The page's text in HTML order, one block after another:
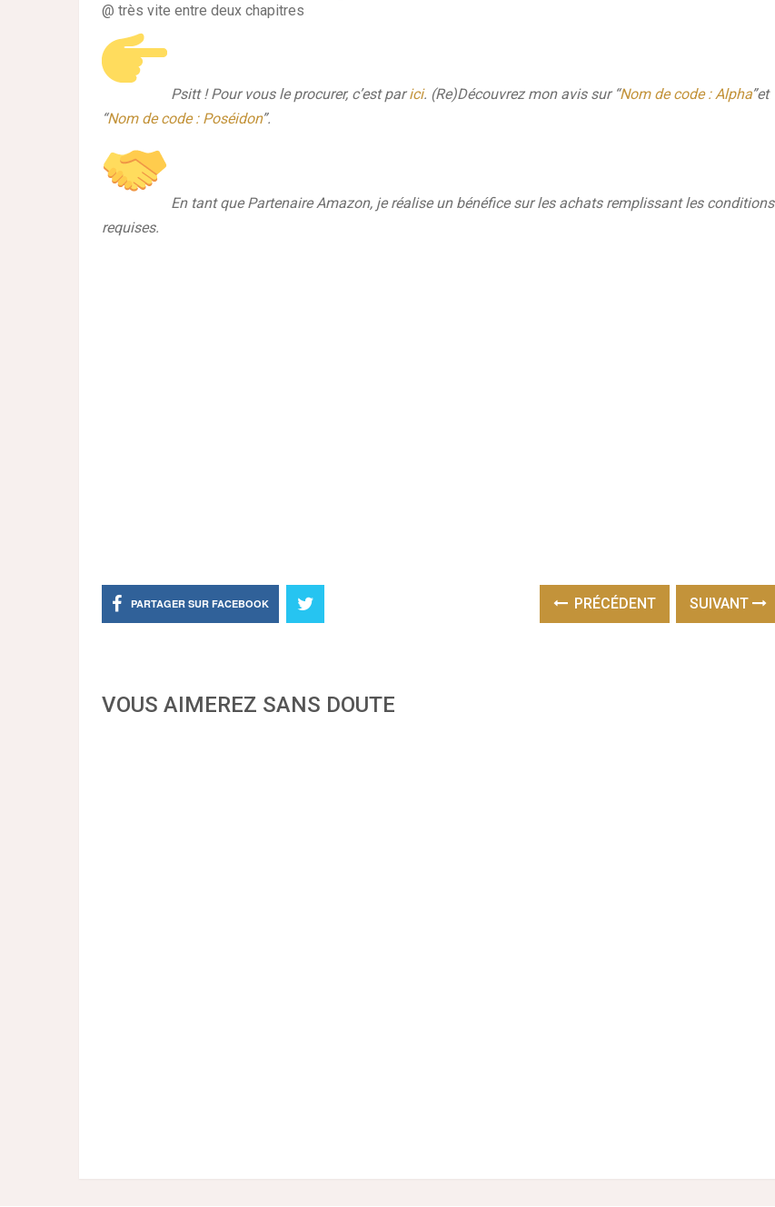
@ très vite entre deux chapitres
Psitt ! Pour vous le procurer, c’est parici. (Re)Découvrez mon avis sur “Nom de code : Alpha”et
“Nom de code : Poséidon”.
En tant que Partenaire Amazon, je réalise un bénéfice sur les achats remplissant les conditions
requises.
PARTAGER SUR FACEBOOK PRÉCÉDENT SUIVANT
VOUS AIMEREZ SANS DOUTE